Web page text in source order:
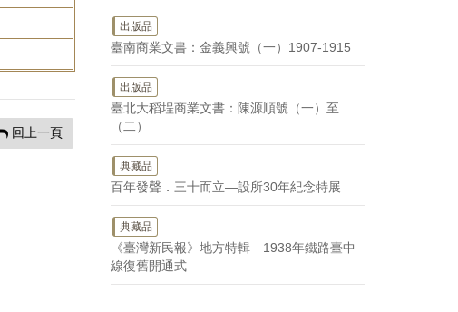
回上一頁
出版品
臺南商業文書：金義興號（一）1907-1915
出版品
臺北大稻埕商業文書：陳源順號（一）至
（二）
典藏品
百年發聲．三十而立—設所30年紀念特展
典藏品
《臺灣新民報》地方特輯—1938年鐵路臺中
線復舊開通式